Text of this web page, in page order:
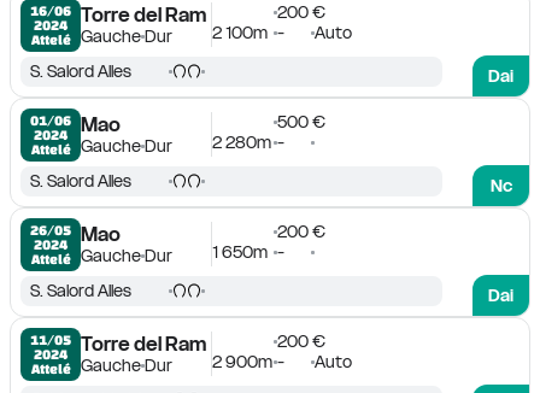
16/06
2024
Attelé
Torre del Ram
GaucheDur
200 €
2 100m -
Auto
Dai
S. Salord Alles
01/06
2024
Attelé
Mao
GaucheDur
500 €
2 280m -
Nc
S. Salord Alles
26/05
2024
Attelé
Mao
GaucheDur
200 €
1 650m -
Dai
S. Salord Alles
11/05
2024
Attelé
Torre del Ram
GaucheDur
200 €
2 900m -
Auto